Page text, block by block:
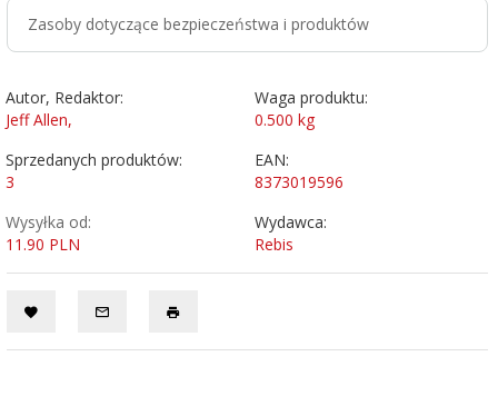
Zasoby dotyczące bezpieczeństwa i produktów
Autor, Redaktor:
Jeff Allen,
Waga produktu:
0.500 kg
Sprzedanych produktów:
3
EAN:
8373019596
Wysyłka od:
11.90 PLN
Wydawca:
Rebis